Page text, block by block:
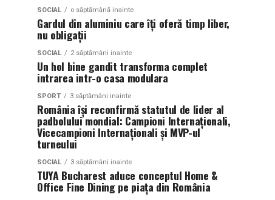
SOCIAL o săptămână inainte
Gardul din aluminiu care îți oferă timp liber,
nu obligații
SOCIAL 2 săptămâni inainte
Un hol bine gandit transforma complet
intrarea intr-o casa modulara
SPORT 3 săptămâni inainte
România își reconfirmă statutul de lider al
padbolului mondial: Campioni Internaționali,
Vicecampioni Internaționali și MVP-ul
turneului
SOCIAL 3 săptămâni inainte
TUYA Bucharest aduce conceptul Home &
Office Fine Dining pe piața din România